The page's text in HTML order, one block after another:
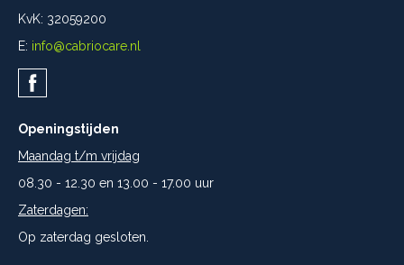
KvK: 32059200
E: info@cabriocare.nl
Openingstijden
Maandag t/m vrijdag
08.30 - 12.30 en 13.00 - 17.00 uur
Zaterdagen:
Op zaterdag gesloten.